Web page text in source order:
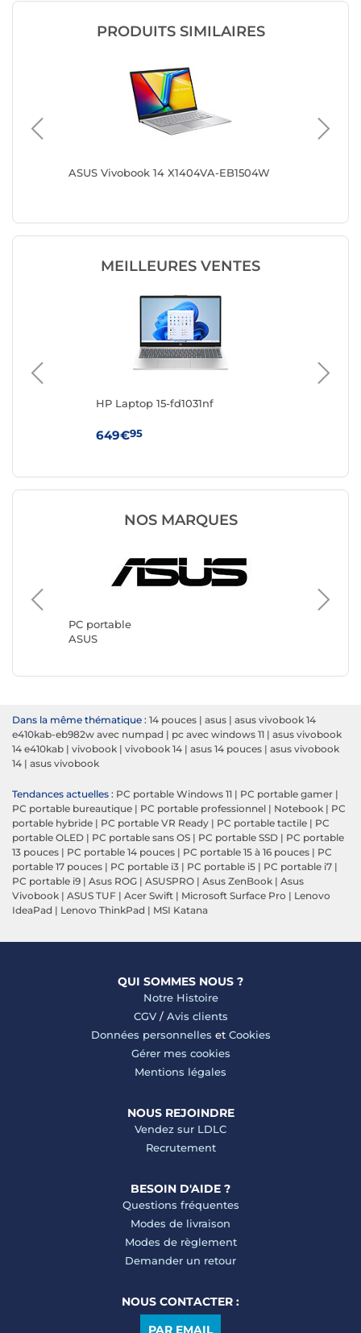
PRODUITS SIMILAIRES
ASUS Vivobook 14 X1404VA-EB1504W
MEILLEURES VENTES
HP Laptop 15-fd1031nf
649€95
NOS MARQUES
PC portable
ASUS
PC
Lenovo
Dans la même thématique : 14 pouces | asus | asus vivobook 14
e410kab-eb982w avec numpad | pc avec windows 11 | asus vivobook
14 e410kab | vivobook | vivobook 14 | asus 14 pouces | asus vivobook
14 | asus vivobook
Tendances actuelles : PC portable Windows 11 | PC portable gamer |
PC portable bureautique | PC portable professionnel | Notebook | PC
portable hybride | PC portable VR Ready | PC portable tactile | PC
portable OLED | PC portable sans OS | PC portable SSD | PC portable
13 pouces | PC portable 14 pouces | PC portable 15 à 16 pouces | PC
portable 17 pouces | PC portable i3 | PC portable i5 | PC portable i7 |
PC portable i9 | Asus ROG | ASUSPRO | Asus ZenBook | Asus
Vivobook | ASUS TUF | Acer Swift | Microsoft Surface Pro | Lenovo
IdeaPad | Lenovo ThinkPad | MSI Katana
QUI SOMMES NOUS ?
Notre Histoire
CGV/ Avis clients
Données personnelles et Cookies
Gérer mes cookies
Mentions légales
NOUS REJOINDRE
Vendez sur LDLC
Recrutement
BESOIN D'AIDE ?
Questions fréquentes
Modes de livraison
Modes de règlement
Demander un retour
NOUS CONTACTER :
PAR EMAIL